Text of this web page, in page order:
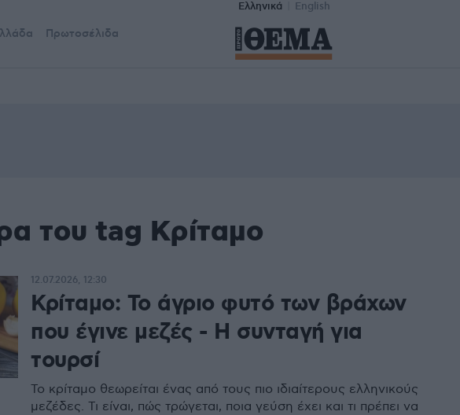
Ελληνικά English
Πρωτοσέλιδα
του tag Κρίταμο
Κρίταμο: Το άγριο φυτό των βράχων
που έγινε μεζές - Η συνταγή για
τουρσί
Το κρίταμο θεωρείται ένας από τους πιο ιδιαίτερους ελληνικούς
μεζέδες. Τι είναι, πώς τρώγεται, ποια γεύση έχει και τι πρέπει να
12.07.2026, 12:30